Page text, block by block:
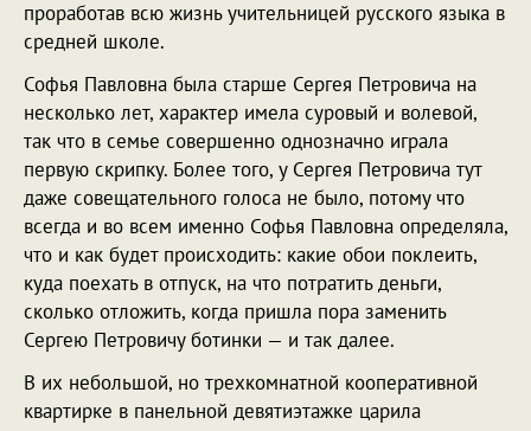
проработав всю жизнь учительницей русского языка в
средней школе.
Софья Павловна была старше Сергея Петровича на
несколько лет, характер имела суровый и волевой,
так что в семье совершенно однозначно играла
первую скрипку. Более того, у Сергея Петровича тут
даже совещательного голоса не было, потому что
всегда и во всем именно Софья Павловна определяла,
что и как будет происходить: какие обои поклеить,
куда поехать в отпуск, на что потратить деньги,
сколько отложить, когда пришла пора заменить
Сергею Петровичу ботинки — и так далее.
В их небольшой, но трехкомнатной кооперативной
квартирке в панельной девятиэтажке царила